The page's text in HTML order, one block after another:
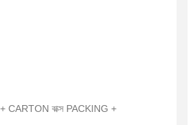
CARTON বাক্স PACKING +